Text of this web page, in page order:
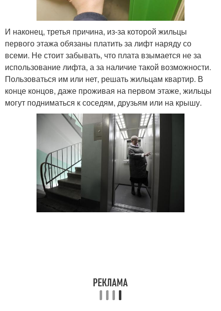
И наконец, третья причина, из-за которой жильцы
первого этажа обязаны платить за лифт наряду со
всеми. Не стоит забывать, что плата взымается не за
использование лифта, а за наличие такой возможности.
Пользоваться им или нет, решать жильцам квартир. В
конце концов, даже проживая на первом этаже, жильцы
могут подниматься к соседям, друзьям или на крышу.